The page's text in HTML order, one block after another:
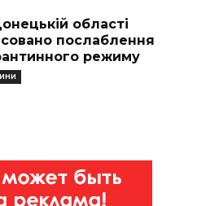
області
послаблення
режиму